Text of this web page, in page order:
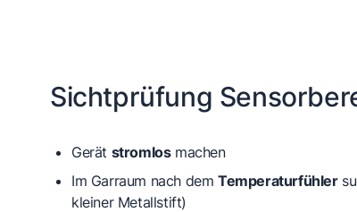
Sichtprüfung
Gerät stromlosmachen
Im Garraum nach dem Temperaturfühler
kleiner Metallstift)